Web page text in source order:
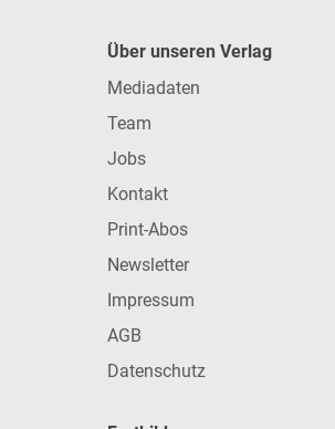
Über unseren Verlag
Mediadaten
Team
Jobs
Kontakt
Print-Abos
Newsletter
Impressum
AGB
Datenschutz